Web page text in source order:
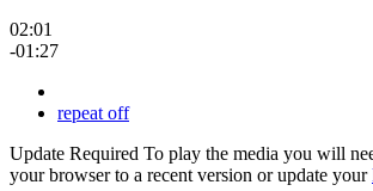
02:01
-01:27
repeat off
Update Required To play the media you will
your browser to a recent version or update your